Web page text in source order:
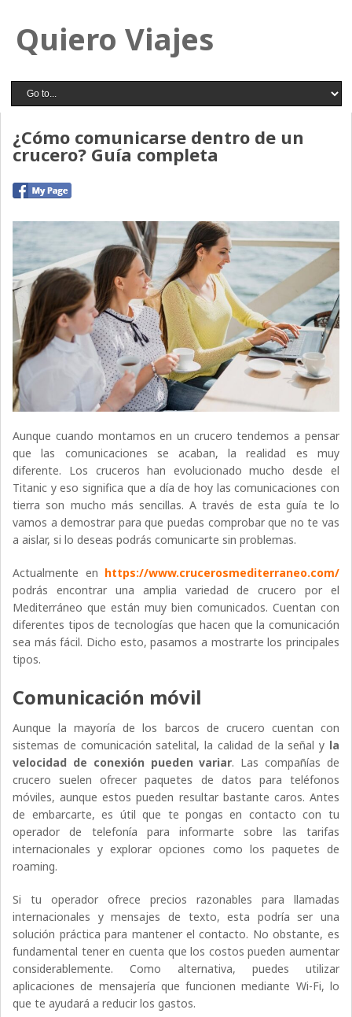
Quiero Viajes
¿Cómo comunicarse dentro de un
crucero? Guía completa
Aunque cuando montamos en un crucero tendemos a pensar
que las comunicaciones se acaban, la realidad es muy
diferente. Los cruceros han evolucionado mucho desde el
Titanic y eso significa que a día de hoy las comunicaciones con
tierra son mucho más sencillas. A través de esta guía te lo
vamos a demostrar para que puedas comprobar que no te vas
a aislar, si lo deseas podrás comunicarte sin problemas.
Actualmente en https://www.crucerosmediterraneo.com/
podrás encontrar una amplia variedad de crucero por el
Mediterráneo que están muy bien comunicados. Cuentan con
diferentes tipos de tecnologías que hacen que la comunicación
sea más fácil. Dicho esto, pasamos a mostrarte los principales
tipos.
Comunicación móvil
Aunque la mayoría de los barcos de crucero cuentan con
sistemas de comunicación satelital, la calidad de la señal y la
velocidad de conexión pueden variar. Las compañías de
crucero suelen ofrecer paquetes de datos para teléfonos
móviles, aunque estos pueden resultar bastante caros. Antes
de embarcarte, es útil que te pongas en contacto con tu
operador de telefonía para informarte sobre las tarifas
internacionales y explorar opciones como los paquetes de
roaming.
Si tu operador ofrece precios razonables para llamadas
internacionales y mensajes de texto, esta podría ser una
solución práctica para mantener el contacto. No obstante, es
fundamental tener en cuenta que los costos pueden aumentar
considerablemente. Como alternativa, puedes utilizar
aplicaciones de mensajería que funcionen mediante Wi-Fi, lo
que te ayudará a reducir los gastos.